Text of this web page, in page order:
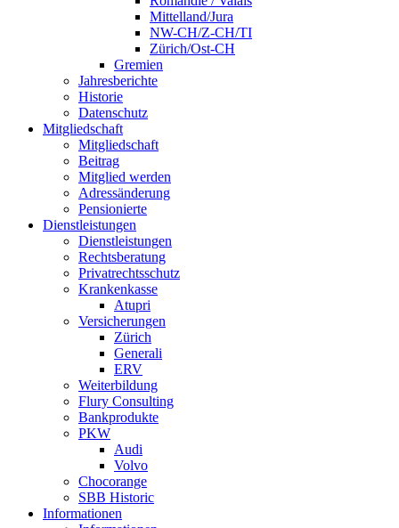
Mittelland/Jura
NW-CH/Z-CH/TI
Zürich/Ost-CH
Gremien
Jahresberichte
Historie
Datenschutz
Mitgliedschaft
Mitgliedschaft
Beitrag
Mitglied werden
Adressänderung
Pensionierte
Dienstleistungen
Dienstleistungen
Rechtsberatung
Privatrechtsschutz
Krankenkasse
Atupri
Versicherungen
Zürich
Generali
ERV
Weiterbildung
Flury Consulting
Bankprodukte
PKW
Audi
Volvo
Chocorange
SBB Historic
Informationen